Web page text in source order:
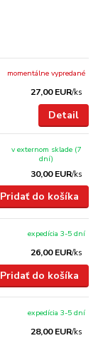
27,00 EUR/ks
momentálne vypredané
Detail
30,00 EUR/ks
v externom sklade (7
dní)
Pridať do košíka
26,00 EUR/ks
expedícia 3-5 dní
Pridať do košíka
28,00 EUR/ks
expedícia 3-5 dní